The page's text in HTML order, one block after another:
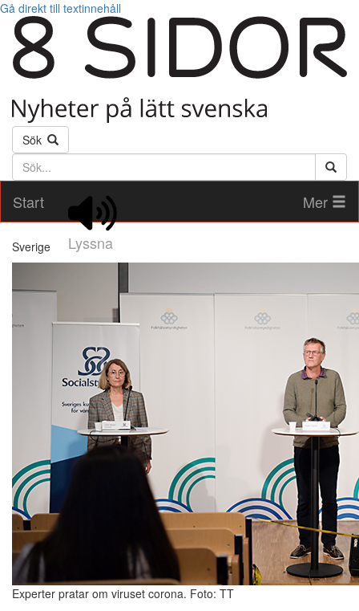
Gå direkt till textinnehåll
Sök
Söktext
Start
Lyssna
Mer
Sverige
Experter pratar om viruset corona. Foto: TT